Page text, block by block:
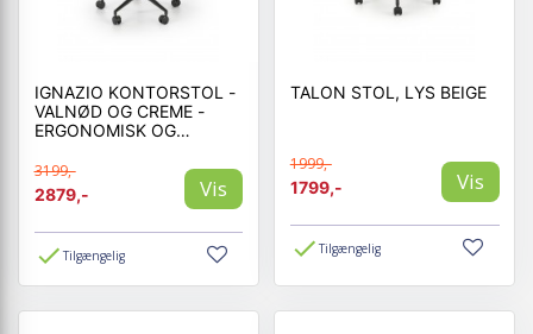
IGNAZIO KONTORSTOL -
VALNØD OG CREME -
ERGONOMISK OG
3199,-
2879,-
Vis
Tilgængelig
TALON STOL, LYS BEIGE
1999,-
1799,-
Vis
Tilgængelig